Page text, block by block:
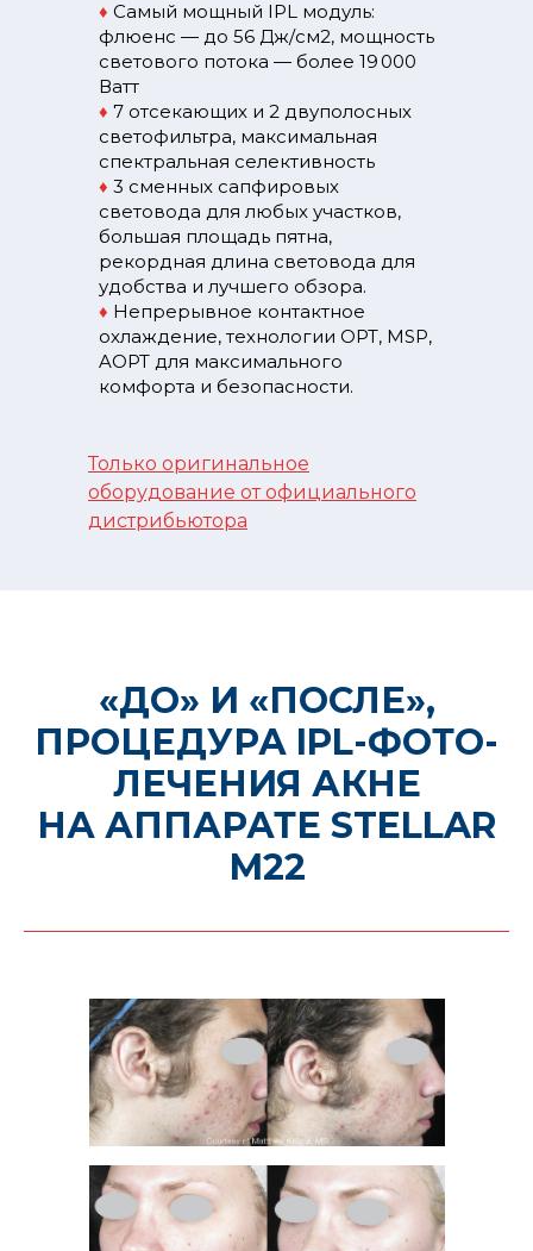
♦ Самый мощный IPL модуль:
флюенс — до 56 Дж/см2, мощность
светового потока — более 19 000
Ватт
♦ 7 отсекающих и 2 двуполосных
светофильтра, максимальная
спектральная селективность
♦ 3 сменных сапфировых
световода для любых участков,
большая площадь пятна,
рекордная длина световода для
удобства и лучшего обзора.
♦ Непрерывное контактное
охлаждение, технологии OPT, MSP,
AOPT для максимального
комфорта и безопасности.
Только оригинальное
оборудование от официального
дистрибьютора
«ДО» И «ПОСЛЕ»,
ПРОЦЕДУРА IPL-ФОТО-
ЛЕЧЕНИЯ АКНЕ
НА АППАРАТЕ STELLAR
М22